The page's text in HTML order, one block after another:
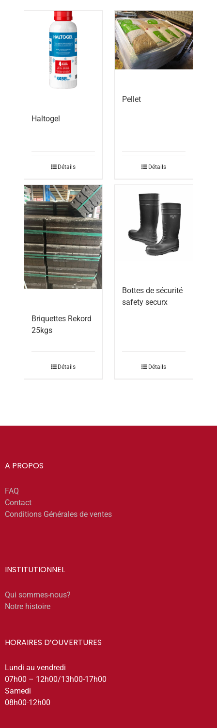
Haltogel
Détails
Pellet
Détails
Briquettes Rekord
25kgs
Détails
Bottes de sécurité
safety securx
Détails
A PROPOS
FAQ
Contact
Conditions Générales de ventes
INSTITUTIONNEL
Qui sommes-nous?
Notre histoire
HORAIRES D’OUVERTURES
Lundi au vendredi
07h00 – 12h00/13h00-17h00
Samedi
08h00-12h00